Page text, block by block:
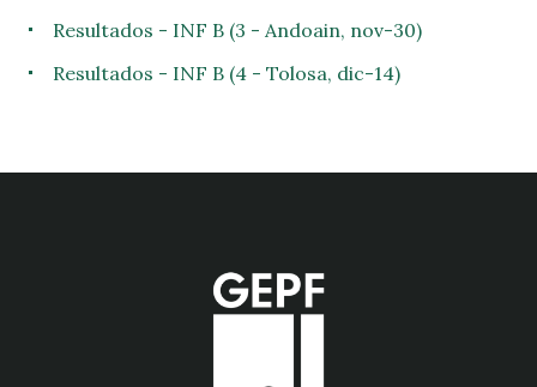
Resultados - INF B (3 - Andoain, nov-30)
Resultados - INF B (4 - Tolosa, dic-14)